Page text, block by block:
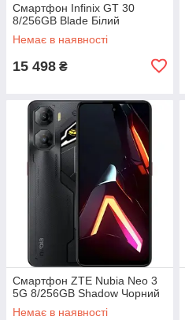
Смартфон Infinix GT 30
8/256GB Blade Білий
Немає в наявності
15 498 ₴
Смартфон ZTE Nubia Neo 3
5G 8/256GB Shadow Чорний
Немає в наявності